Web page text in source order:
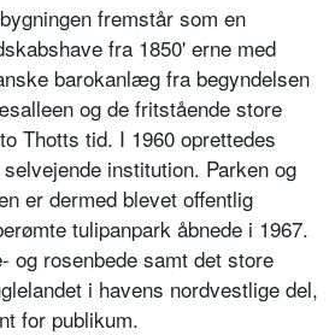
fremstår som en
fra 1850' erne med
barokanlæg fra begyndelsen
og de fritstående store
Thotts tid. I 1960 oprettedes
institution. Parken og
er dermed blevet offentlig
tulipanpark åbnede i 1967.
og rosenbede samt det store
i havens nordvestlige del,
for publikum.